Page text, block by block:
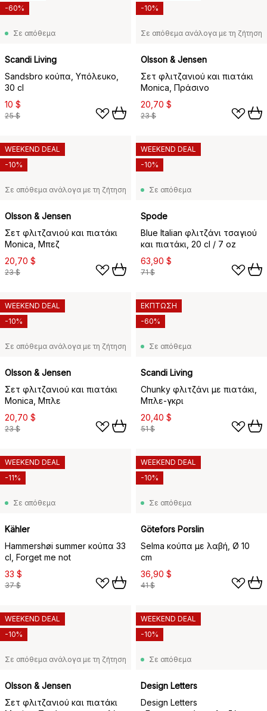
Σε απόθεμα
Scandi Living
Sandsbro κούπα, Υπόλευκο,
30 cl
10 $
25 $
-60%
Σε απόθεμα ανάλογα με τη ζήτηση
Olsson & Jensen
Σετ φλιτζανιού και πιατάκι
Monica, Πράσινο
20,70 $
23 $
-10%
Σε απόθεμα ανάλογα με τη ζήτηση
Olsson & Jensen
Σετ φλιτζανιού και πιατάκι
Monica, Μπεζ
20,70 $
23 $
WEEKEND DEAL
-10%
Σε απόθεμα
Spode
Blue Italian φλιτζάνι τσαγιού
και πιατάκι, 20 cl / 7 oz
63,90 $
71 $
WEEKEND DEAL
-10%
Σε απόθεμα ανάλογα με τη ζήτηση
Olsson & Jensen
Σετ φλιτζανιού και πιατάκι
Monica, Μπλε
20,70 $
23 $
WEEKEND DEAL
-10%
Σε απόθεμα
Scandi Living
Chunky φλιτζάνι με πιατάκι,
Μπλε-γκρι
20,40 $
51 $
ΕΚΠΤΩΣΗ
-60%
Σε απόθεμα
Kähler
Hammershøi summer κούπα 33
cl, Forget me not
33 $
37 $
WEEKEND DEAL
-11%
Σε απόθεμα
Götefors Porslin
Selma κούπα με λαβή, Ø 10
cm
36,90 $
41 $
WEEKEND DEAL
-10%
Σε απόθεμα ανάλογα με τη ζήτηση
Olsson & Jensen
Σετ φλιτζανιού και πιατάκι
WEEKEND DEAL
-10%
Σε απόθεμα
Design Letters
Design Letters
WEEKEND DEAL
-10%